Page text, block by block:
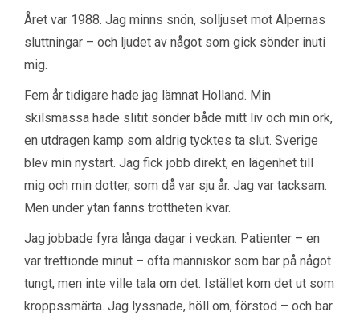
Året var 1988. Jag minns snön, solljuset mot Alpernas
sluttningar – och ljudet av något som gick sönder inuti
mig.
Fem år tidigare hade jag lämnat Holland. Min
skilsmässa hade slitit sönder både mitt liv och min ork,
en utdragen kamp som aldrig tycktes ta slut. Sverige
blev min nystart. Jag fick jobb direkt, en lägenhet till
mig och min dotter, som då var sju år. Jag var tacksam.
Men under ytan fanns tröttheten kvar.
Jag jobbade fyra långa dagar i veckan. Patienter – en
var trettionde minut – ofta människor som bar på något
tungt, men inte ville tala om det. Istället kom det ut som
kroppssmärta. Jag lyssnade, höll om, förstod – och bar.